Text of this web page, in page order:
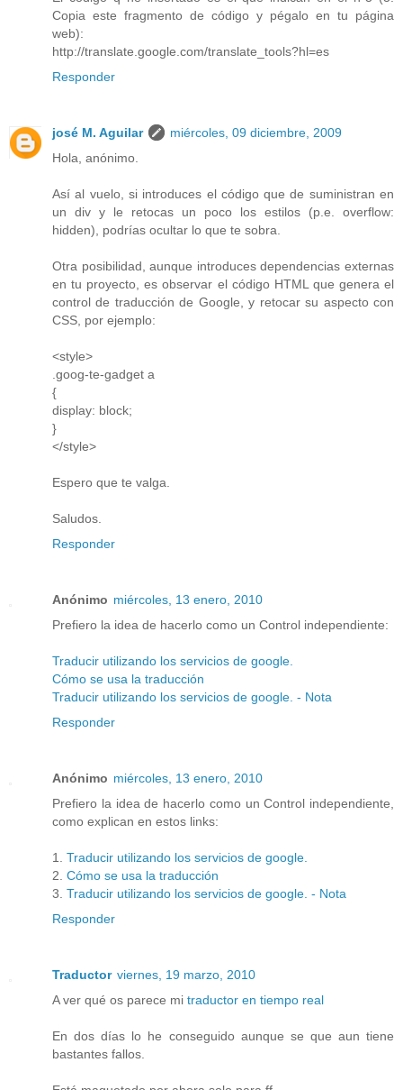
Copia este fragmento de código y pégalo en tu página
web):
http://translate.google.com/translate_tools?hl=es
Responder
josé M. Aguilar
miércoles, 09 diciembre, 2009
Hola, anónimo.
Así al vuelo, si introduces el código que de suministran en
un div y le retocas un poco los estilos (p.e. overflow:
hidden), podrías ocultar lo que te sobra.
Otra posibilidad, aunque introduces dependencias externas
en tu proyecto, es observar el código HTML que genera el
control de traducción de Google, y retocar su aspecto con
CSS, por ejemplo:
<style>
.goog-te-gadget a
{
display: block;
}
</style>
Espero que te valga.
Saludos.
Responder
Anónimo miércoles, 13 enero, 2010
Prefiero la idea de hacerlo como un Control independiente:
Traducir utilizando los servicios de google.
Cómo se usa la traducción
Traducir utilizando los servicios de google. - Nota
Responder
Anónimo miércoles, 13 enero, 2010
Prefiero la idea de hacerlo como un Control independiente,
como explican en estos links:
1. Traducir utilizando los servicios de google.
2. Cómo se usa la traducción
3. Traducir utilizando los servicios de google. - Nota
Responder
Traductor viernes, 19 marzo, 2010
A ver qué os parece mi traductor en tiempo real
En dos días lo he conseguido aunque se que aun tiene
bastantes fallos.